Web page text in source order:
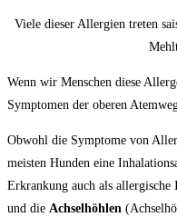
Viele dieser Allergien treten
Wenn wir Menschen diese
Symptomen der oberen
Obwohl die Symptome von
meisten Hunden eine
Erkrankung auch als
und die Achselhöhlen